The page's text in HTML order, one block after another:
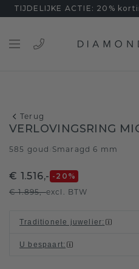
TIJDELIJKE ACTIE: 20%
Terug
VERLOVINGSRING
585 goud Smaragd 6 mm
€ 1.516,- -20 %
€ 1.895,-excl. BTW
Traditionele juwelier:
U bespaart: